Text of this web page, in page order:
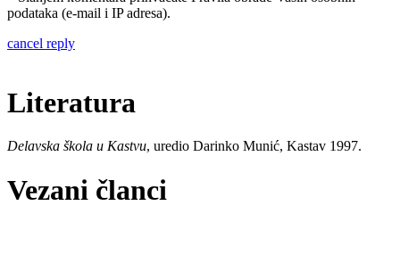
podataka (e-mail i IP adresa).
cancel reply
Literatura
Delavska škola u Kastvu, uredio Darinko Munić, Kastav 1997.
Vezani članci